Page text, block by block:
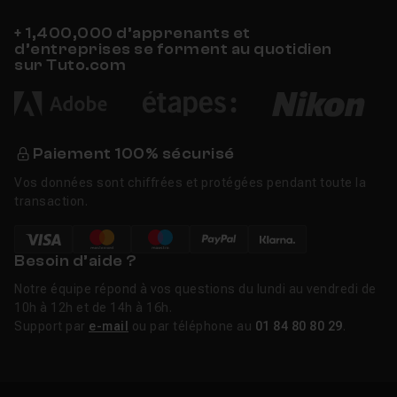
Stack Position mémorise le modificateur sélectionné
lors du passage d'un objet à l'autre.
optimisés. Le viewport gère les scènes de plus de 50
millions de polygones grâce à un algorithme de culling
amélioré. Arnold 7.4 (MAXtoA 5.8) introduit le GPU Toon
Cryptomatte sur GPU. USD pour 3ds Max 0.13 ajoute un
Layer Editor et la gestion des prims. Les Retopology
Tools 1.6 offrent 50 jobs Flow Retopology cloud par
mois.
+ 1,400,000 d’apprenants et
d’entreprises se forment au quotidien
sur Tuto.com
Paiement 100% sécurisé
Vos données sont chiffrées et protégées pendant toute la
transaction.
Besoin d’aide ?
Notre équipe répond à vos questions du lundi au vendredi de
10h à 12h et de 14h à 16h.
Support par e-mail ou par téléphone au 01 84 80 80 29